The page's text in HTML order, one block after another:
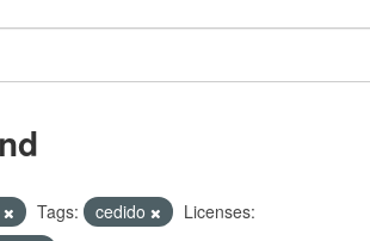
Tags: cedido
Licenses: